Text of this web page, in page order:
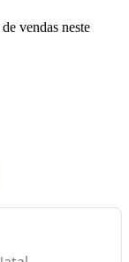
vendas neste